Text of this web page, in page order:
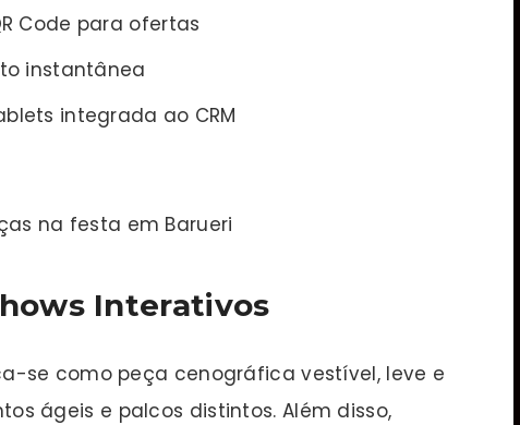
Code para ofertas
instantânea
integrada ao CRM
na festa em Barueri
Interativos
se como peça cenográfica vestível, leve e
ágeis e palcos distintos. Além disso,